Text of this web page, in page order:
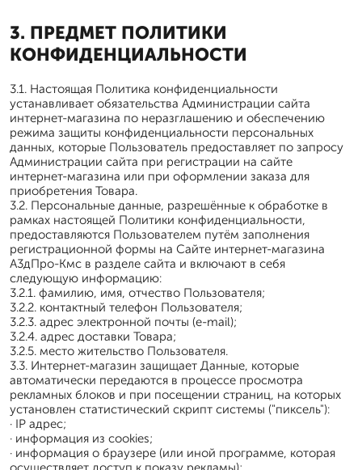
3. ПРЕДМЕТ ПОЛИТИКИ
КОНФИДЕНЦИАЛЬНОСТИ
3.1. Настоящая Политика конфиденциальности
устанавливает обязательства Администрации сайта
интернет-магазина по неразглашению и обеспечению
режима защиты конфиденциальности персональных
данных, которые Пользователь предоставляет по запросу
Администрации сайта при регистрации на сайте
интернет-магазина или при оформлении заказа для
приобретения Товара.
3.2. Персональные данные, разрешённые к обработке в
рамках настоящей Политики конфиденциальности,
предоставляются Пользователем путём заполнения
регистрационной формы на Сайте интернет-магазина
А3дПро-Кмс в разделе сайта и включают в себя
следующую информацию:
3.2.1. фамилию, имя, отчество Пользователя;
3.2.2. контактный телефон Пользователя;
3.2.3. адрес электронной почты (e-mail);
3.2.4. адрес доставки Товара;
3.2.5. место жительство Пользователя.
3.3. Интернет-магазин защищает Данные, которые
автоматически передаются в процессе просмотра
рекламных блоков и при посещении страниц, на которых
установлен статистический скрипт системы ("пиксель"):
· IP адрес;
· информация из cookies;
· информация о браузере (или иной программе, которая